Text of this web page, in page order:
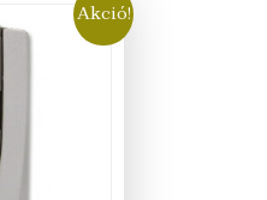
Akció!